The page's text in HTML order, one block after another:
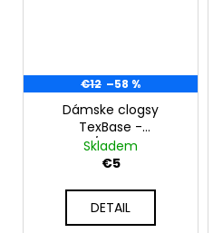
€12 –58 %
Dámske clogsy
TexBase -
biela/tyrkysová
Skladem
€5
DETAIL